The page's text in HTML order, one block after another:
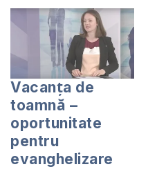
Gheorghe a fost
nevoit să crească
doar cu bunica. S-a
maturizat repede,
întrucât a fost nevoit
să-și câștige bani
pentru întreținere.
Fiind pasionat de
fotbal, Gheorghe…
Vacanța de
toamnă –
oportunitate
pentru
evanghelizare